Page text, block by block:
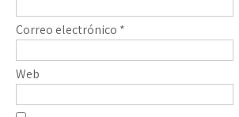
Correo electrónico *
Web